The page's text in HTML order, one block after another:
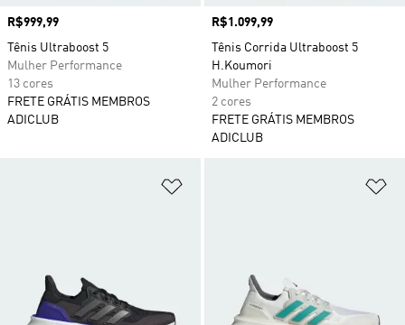
Preço
R$999,99
Tênis Ultraboost 5
Mulher Performance
13 cores
FRETE GRÁTIS MEMBROS
ADICLUB
Preço
R$1.099,99
Tênis Corrida Ultraboost 5
H.Koumori
Mulher Performance
2 cores
FRETE GRÁTIS MEMBROS
ADICLUB